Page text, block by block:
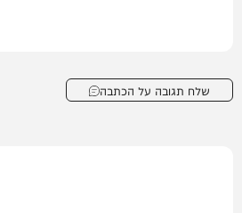
שלח תגובה על הכתבה